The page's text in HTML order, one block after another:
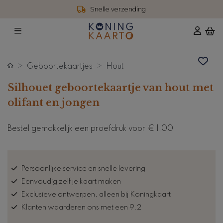
Snelle verzending
Geboortekaartjes Hout
Silhouet geboortekaartje van hout met
olifant en jongen
Bestel gemakkelijk een proefdruk voor € 1,00
Persoonlijke service en snelle levering
Eenvoudig zelf je kaart maken
Exclusieve ontwerpen, alleen bij Koningkaart
Klanten waarderen ons met een 9.2